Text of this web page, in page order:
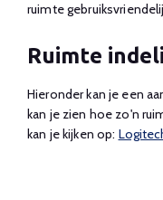
ruimte
Ruimte
Hieronder kan je een
kan je zien hoe zo'n
kan je kijken op: